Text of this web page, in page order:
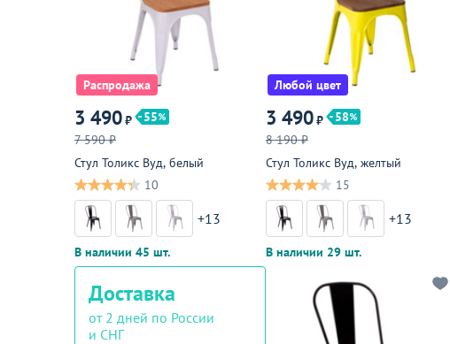
Распродажа
3 490₽
55
7 590 ₽
Стул Толикс Вуд, белый
10
+13
В наличии 45 шт.
Любой цвет
3 490₽
58
8 190 ₽
Стул Толикс Вуд, желтый
15
+13
В наличии 29 шт.
Доставка
от 2 дней по России
и СНГ